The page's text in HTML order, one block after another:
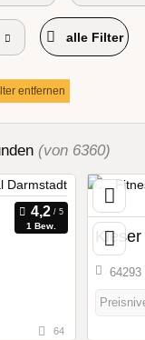
alle Filter
entfernen
(von 6360)
1 Bew.
64
64293